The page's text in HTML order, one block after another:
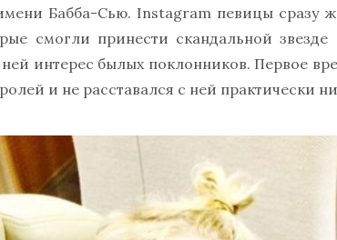
Бабба-Сью. Instagram певицы сразу
смогли принести скандальной
интерес былых поклонников. Первое
и не расставался с ней практически